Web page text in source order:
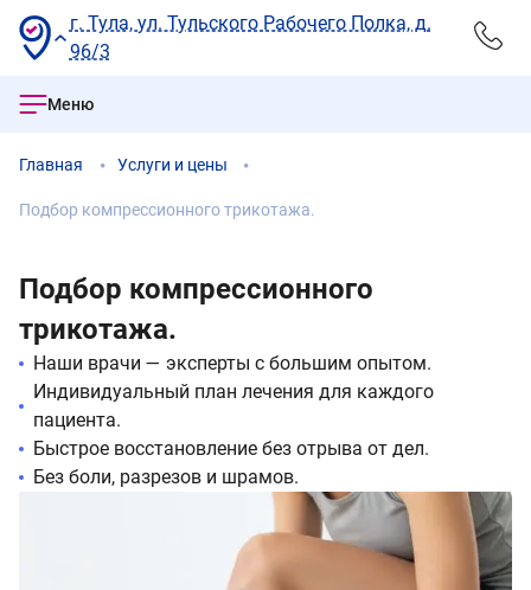
г. Тула, ул. Тульского Рабочего Полка, д.
96/3
Меню
Главная Услуги и цены
Подбор компрессионного трикотажа.
Подбор компрессионного
трикотажа.
Наши врачи — эксперты с большим опытом.
Индивидуальный план лечения для каждого
пациента.
Быстрое восстановление без отрыва от дел.
Без боли, разрезов и шрамов.